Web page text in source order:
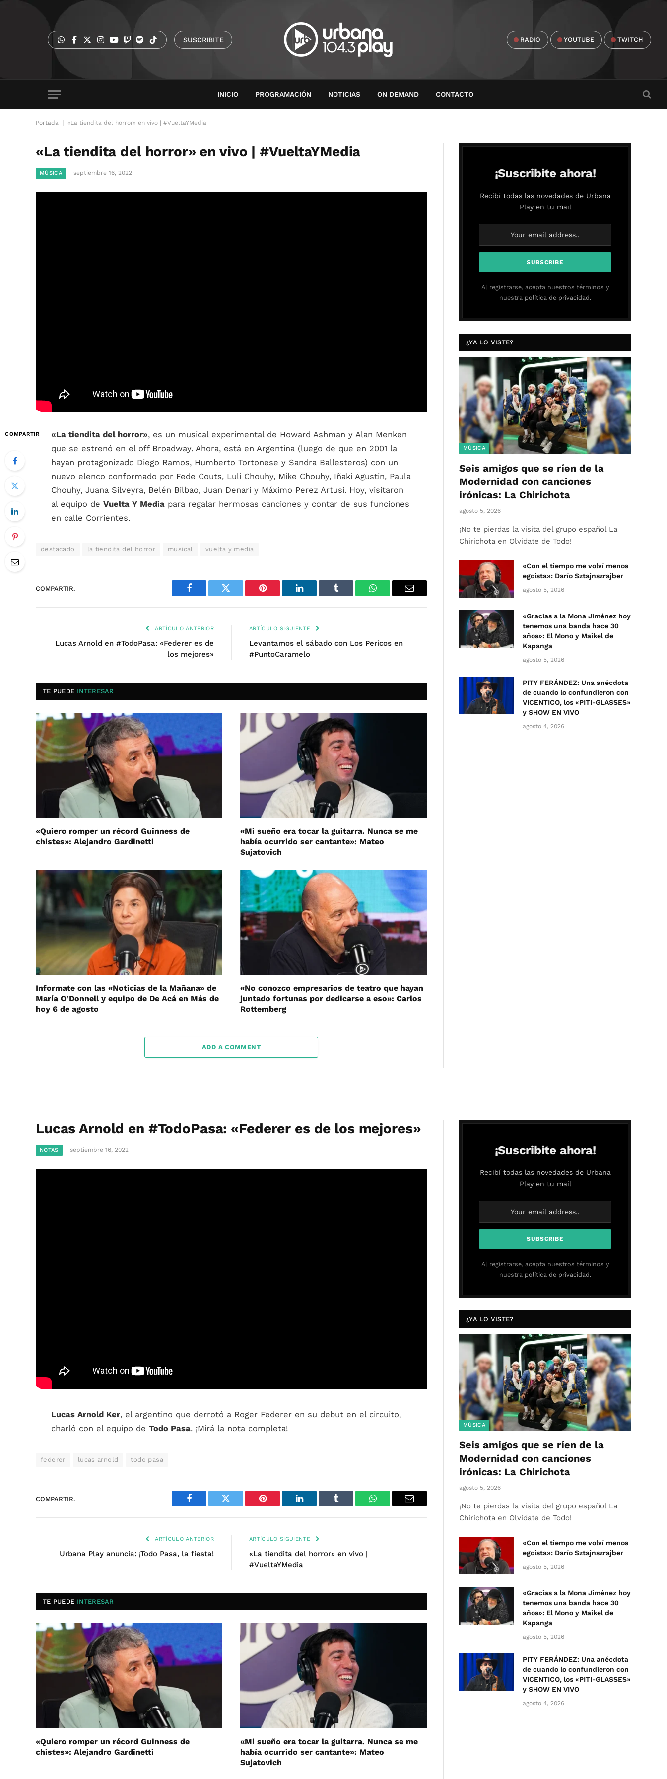
SUSCRIBITE RADIO YOUTUBE TWITCH
INICIO PROGRAMACIÓN NOTICIAS ON DEMAND CONTACTO
Portada «La tiendita del horror» en vivo | #VueltaYMedia
«La tiendita del horror» en vivo | #VueltaYMedia
MÚSICA septiembre 16, 2022
COMPARTIR «La tiendita del horror», es un musical experimental de Howard Ashman y Alan Menken
que se estrenó en el off Broadway. Ahora, está en Argentina (luego de que en 2001 la
hayan protagonizado Diego Ramos, Humberto Tortonese y Sandra Ballesteros) con un
nuevo elenco conformado por Fede Couts, Luli Chouhy, Mike Chouhy, Iñaki Agustin, Paula
Chouhy, Juana Silveyra, Belén Bilbao, Juan Denari y Máximo Perez Artusi. Hoy, visitaron
al equipo de Vuelta Y Media para regalar hermosas canciones y contar de sus funciones
en calle Corrientes.
destacado la tiendita del horror musical vuelta y media
COMPARTIR.
Facebook Twitter Pinterest LinkedIn Tumblr WhatsAppEmail
ARTÍCULO ANTERIOR
Lucas Arnold en #TodoPasa: «Federer es de
los mejores»
ARTÍCULO SIGUIENTE
Levantamos el sábado con Los Pericos en
#PuntoCaramelo
TE PUEDE INTERESAR
«Quiero romper un récord Guinness de
chistes»: Alejandro Gardinetti
«Mi sueño era tocar la guitarra. Nunca se me
había ocurrido ser cantante»: Mateo
Sujatovich
Informate con las «Noticias de la Mañana» de
María O’Donnell y equipo de De Acá en Más de
hoy 6 de agosto
«No conozco empresarios de teatro que hayan
juntado fortunas por dedicarse a eso»: Carlos
Rottemberg
ADD A COMMENT
¡Suscribite ahora!
Recibí todas las novedades de Urbana
Play en tu mail
Al registrarse, acepta nuestros términos y
nuestra política de privacidad.
¿YA LO VISTE?
MÚSICA
Seis amigos que se ríen de la
Modernidad con canciones
irónicas: La Chirichota
agosto 5, 2026
¡No te pierdas la visita del grupo español La
Chirichota en Olvidate de Todo!
«Con el tiempo me volví menos
egoísta»: Darío Sztajnszrajber
agosto 5, 2026
«Gracias a la Mona Jiménez hoy
tenemos una banda hace 30
años»: El Mono y Maikel de
Kapanga
agosto 5, 2026
PITY FERÁNDEZ: Una anécdota
de cuando lo confundieron con
VICENTICO, los «PITI-GLASSES»
y SHOW EN VIVO
agosto 4, 2026
Lucas Arnold en #TodoPasa: «Federer es de los mejores»
NOTAS septiembre 16, 2022
Lucas Arnold Ker, el argentino que derrotó a Roger Federer en su debut en el circuito,
charló con el equipo de Todo Pasa. ¡Mirá la nota completa!
federer lucas arnold todo pasa
COMPARTIR.
Facebook Twitter Pinterest LinkedIn Tumblr WhatsAppEmail
ARTÍCULO ANTERIOR
Urbana Play anuncia: ¡Todo Pasa, la fiesta!
ARTÍCULO SIGUIENTE
«La tiendita del horror» en vivo |
#VueltaYMedia
TE PUEDE INTERESAR
«Quiero romper un récord Guinness de
chistes»: Alejandro Gardinetti
«Mi sueño era tocar la guitarra. Nunca se me
había ocurrido ser cantante»: Mateo
Sujatovich
¡Suscribite ahora!
Recibí todas las novedades de Urbana
Play en tu mail
Al registrarse, acepta nuestros términos y
nuestra política de privacidad.
¿YA LO VISTE?
MÚSICA
Seis amigos que se ríen de la
Modernidad con canciones
irónicas: La Chirichota
agosto 5, 2026
¡No te pierdas la visita del grupo español La
Chirichota en Olvidate de Todo!
«Con el tiempo me volví menos
egoísta»: Darío Sztajnszrajber
agosto 5, 2026
«Gracias a la Mona Jiménez hoy
tenemos una banda hace 30
años»: El Mono y Maikel de
Kapanga
agosto 5, 2026
PITY FERÁNDEZ: Una anécdota
de cuando lo confundieron con
VICENTICO, los «PITI-GLASSES»
y SHOW EN VIVO
agosto 4, 2026